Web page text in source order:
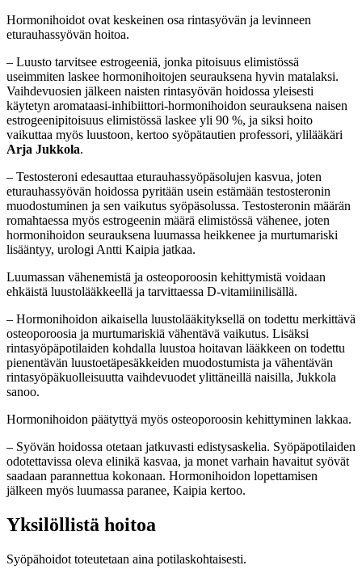
Hormonihoidot ovat keskeinen osa rintasyövän ja levinneen
eturauhassyövän hoitoa.
– Luusto tarvitsee estrogeeniä, jonka pitoisuus elimistössä
useimmiten laskee hormonihoitojen seurauksena hyvin matalaksi.
Vaihdevuosien jälkeen naisten rintasyövän hoidossa yleisesti
käytetyn aromataasi-inhibiittori-hormonihoidon seurauksena naisen
estrogeenipitoisuus elimistössä laskee yli 90 %, ja siksi hoito
vaikuttaa myös luustoon, kertoo syöpätautien professori, ylilääkäri
Arja Jukkola.
– Testosteroni edesauttaa eturauhassyöpäsolujen kasvua, joten
eturauhassyövän hoidossa pyritään usein estämään testosteronin
muodostuminen ja sen vaikutus syöpäsolussa. Testosteronin määrän
romahtaessa myös estrogeenin määrä elimistössä vähenee, joten
hormonihoidon seurauksena luumassa heikkenee ja murtumariski
lisääntyy, urologi Antti Kaipia jatkaa.
Luumassan vähenemistä ja osteoporoosin kehittymistä voidaan
ehkäistä luustolääkkeellä ja tarvittaessa D-vitamiinilisällä.
– Hormonihoidon aikaisella luustolääkityksellä on todettu merkittävä
osteoporoosia ja murtumariskiä vähentävä vaikutus. Lisäksi
rintasyöpäpotilaiden kohdalla luustoa hoitavan lääkkeen on todettu
pienentävän luustoetäpesäkkeiden muodostumista ja vähentävän
rintasyöpäkuolleisuutta vaihdevuodet ylittäneillä naisilla, Jukkola
sanoo.
Hormonihoidon päätyttyä myös osteoporoosin kehittyminen lakkaa.
– Syövän hoidossa otetaan jatkuvasti edistysaskelia. Syöpäpotilaiden
odotettavissa oleva elinikä kasvaa, ja monet varhain havaitut syövät
saadaan parannettua kokonaan. Hormonihoidon lopettamisen
jälkeen myös luumassa paranee, Kaipia kertoo.
Yksilöllistä hoitoa
Syöpähoidot toteutetaan aina potilaskohtaisesti.